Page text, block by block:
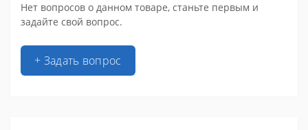
Нет вопросов о данном товаре, станьте первым и
задайте свой вопрос.
+ Задать вопрос